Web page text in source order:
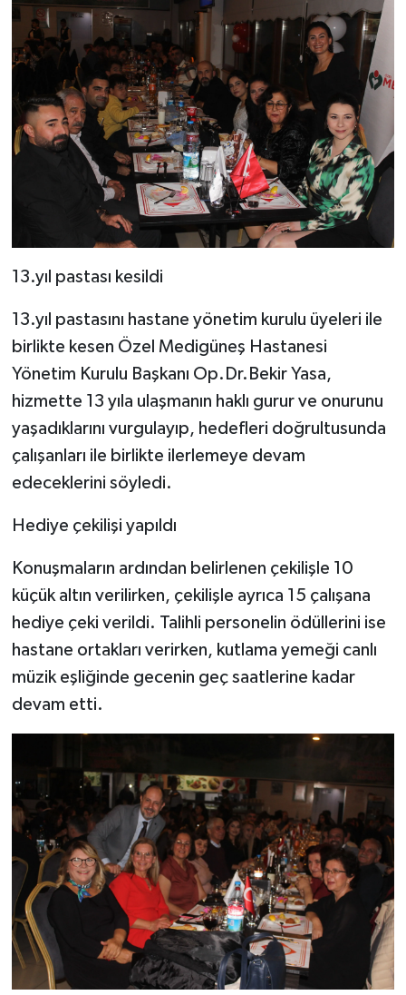
13.yıl pastası kesildi
13.yıl pastasını hastane yönetim kurulu üyeleri ile
birlikte kesen Özel Medigüneş Hastanesi
Yönetim Kurulu Başkanı Op.Dr.Bekir Yasa,
hizmette 13 yıla ulaşmanın haklı gurur ve onurunu
yaşadıklarını vurgulayıp, hedefleri doğrultusunda
çalışanları ile birlikte ilerlemeye devam
edeceklerini söyledi.
Hediye çekilişi yapıldı
Konuşmaların ardından belirlenen çekilişle 10
küçük altın verilirken, çekilişle ayrıca 15 çalışana
hediye çeki verildi. Talihli personelin ödüllerini ise
hastane ortakları verirken, kutlama yemeği canlı
müzik eşliğinde gecenin geç saatlerine kadar
devam etti.